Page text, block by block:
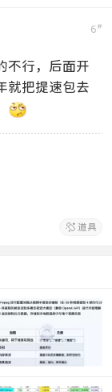
6#
不行，后面开
就把提速包去
 道具